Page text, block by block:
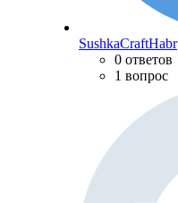
SushkaCraftHabr
0 ответов
1 вопрос